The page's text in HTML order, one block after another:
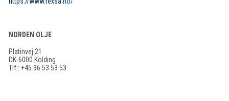
NORDEN OLJE
Platinvej 21
DK-6000 Kolding
Tlf.: +45 96 53 53 53